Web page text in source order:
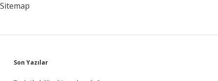
Sitemap
Sidebar
Son Yazılar